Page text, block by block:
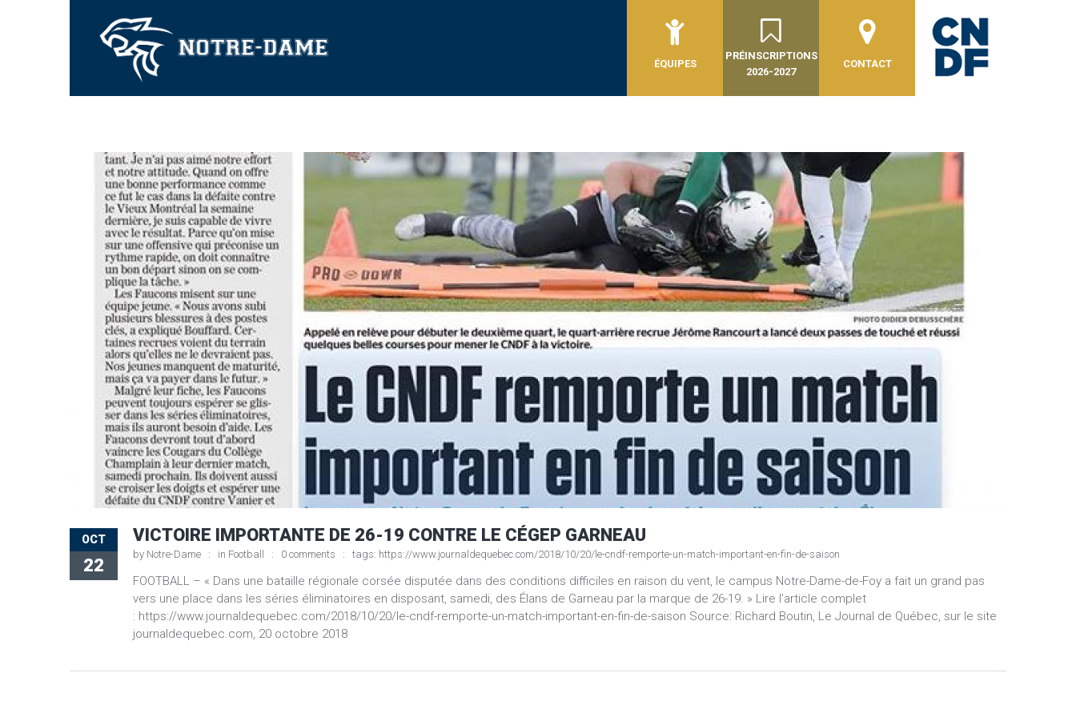
ÉQUIPES
PRÉINSCRIPTIONS
2026-2027
CONTACT
OCT
22
VICTOIRE IMPORTANTE DE 26-19 CONTRE LE CÉGEP GARNEAU
by Notre-Dame in Football 0 comments tags: https://www.journaldequebec.com/2018/10/20/le-cndf-remporte-un-match-important-en-fin-de-saison
FOOTBALL – « Dans une bataille régionale corsée disputée dans des conditions difficiles en raison du vent, le campus Notre-Dame-de-Foy a fait un grand pas
vers une place dans les séries éliminatoires en disposant, samedi, des Élans de Garneau par la marque de 26-19. » Lire l’article complet
: https://www.journaldequebec.com/2018/10/20/le-cndf-remporte-un-match-important-en-fin-de-saison Source: Richard Boutin, Le Journal de Québec, sur le site
journaldequebec.com, 20 octobre 2018